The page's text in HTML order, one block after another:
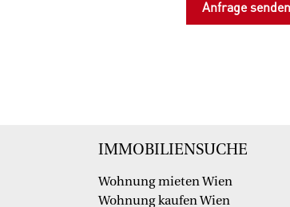
IMMOBILIENSUCHE
Wohnung mieten Wien
Wohnung kaufen Wien